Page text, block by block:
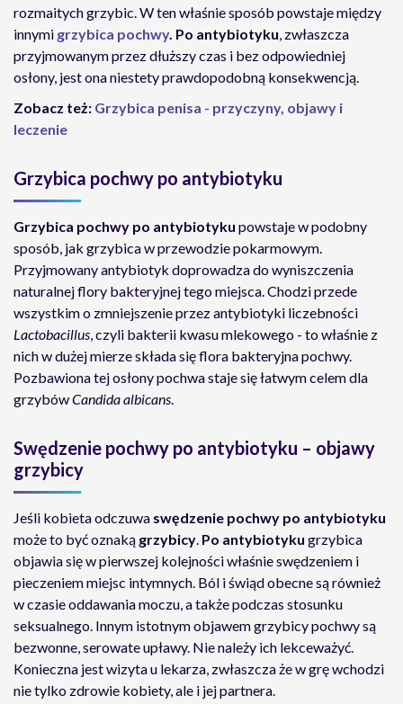
rozmaitych grzybic. W ten właśnie sposób powstaje między
innymi grzybica pochwy. Po antybiotyku, zwłaszcza
przyjmowanym przez dłuższy czas i bez odpowiedniej
osłony, jest ona niestety prawdopodobną konsekwencją.
Zobacz też: Grzybica penisa - przyczyny, objawy i
leczenie
Grzybica pochwy po antybiotyku
Grzybica pochwy po antybiotyku powstaje w podobny
sposób, jak grzybica w przewodzie pokarmowym.
Przyjmowany antybiotyk doprowadza do wyniszczenia
naturalnej flory bakteryjnej tego miejsca. Chodzi przede
wszystkim o zmniejszenie przez antybiotyki liczebności
Lactobacillus, czyli bakterii kwasu mlekowego - to właśnie z
nich w dużej mierze składa się flora bakteryjna pochwy.
Pozbawiona tej osłony pochwa staje się łatwym celem dla
grzybówCandida albicans.
Swędzenie pochwy po antybiotyku – objawy
grzybicy
Jeśli kobieta odczuwa swędzenie pochwy po antybiotyku
może to być oznaką grzybicy. Po antybiotyku grzybica
objawia się w pierwszej kolejności właśnie swędzeniem i
pieczeniem miejsc intymnych. Ból i świąd obecne są również
w czasie oddawania moczu, a także podczas stosunku
seksualnego. Innym istotnym objawem grzybicy pochwy są
bezwonne, serowate upławy. Nie należy ich lekceważyć.
Konieczna jest wizyta u lekarza, zwłaszcza że w grę wchodzi
nie tylko zdrowie kobiety, ale i jej partnera.